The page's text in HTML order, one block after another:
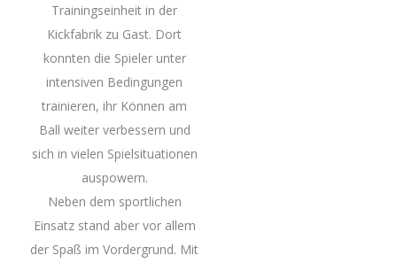
Trainingseinheit in der
Kickfabrik zu Gast. Dort
konnten die Spieler unter
intensiven Bedingungen
trainieren, ihr Können am
Ball weiter verbessern und
sich in vielen Spielsituationen
auspowern.
Neben dem sportlichen
Einsatz stand aber vor allem
der Spaß im Vordergrund. Mit